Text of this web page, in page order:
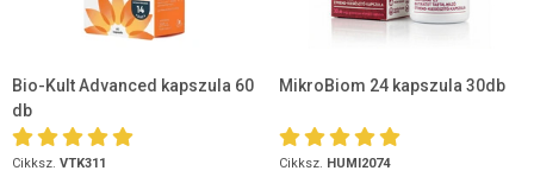
Bio-Kult Advanced kapszula 60
db
Cikksz. VTK311
MikroBiom 24 kapszula 30db
Cikksz. HUMI2074